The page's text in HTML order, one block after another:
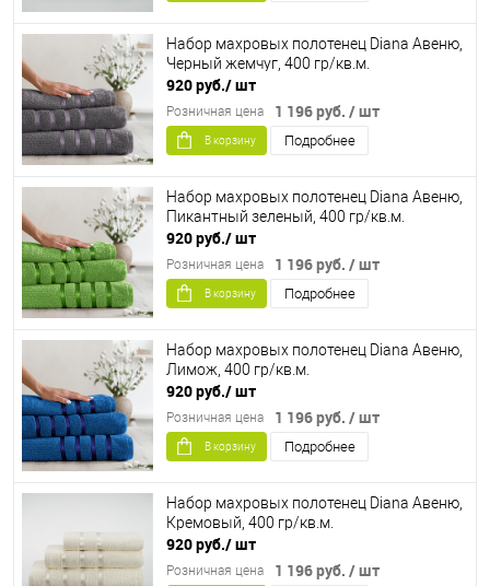
Набор махровых полотенец Diana Авеню,
Черный жемчуг, 400 гр/кв.м.
920 руб./ шт
1 196 руб. / шт
Розничная цена
В корзину Подробнее
Набор махровых полотенец Diana Авеню,
Пикантный зеленый, 400 гр/кв.м.
920 руб./ шт
1 196 руб. / шт
Розничная цена
В корзину Подробнее
Набор махровых полотенец Diana Авеню,
Лимож, 400 гр/кв.м.
920 руб./ шт
1 196 руб. / шт
Розничная цена
В корзину Подробнее
Набор махровых полотенец Diana Авеню,
Кремовый, 400 гр/кв.м.
920 руб./ шт
1 196 руб. / шт
Розничная цена